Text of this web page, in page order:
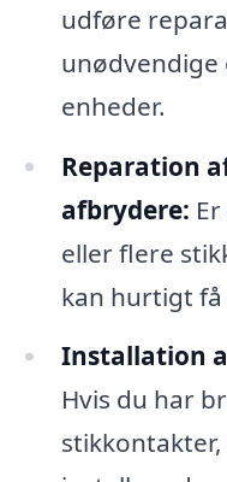
udføre
enheder.
Reparation
afbrydere:
eller flere
kan hurtigt få
Installation
Hvis du har